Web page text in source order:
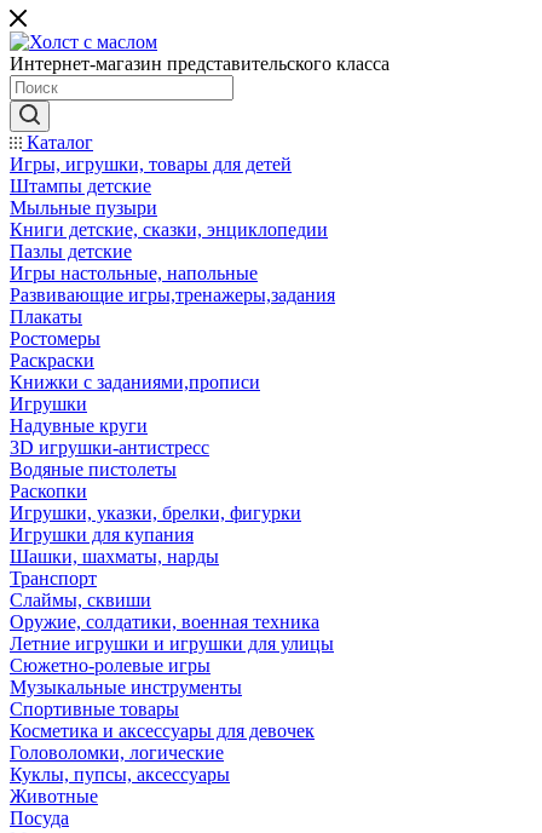
Интернет-магазин представительского класса
Каталог
Игры, игрушки, товары для детей
Штампы детские
Мыльные пузыри
Книги детские, сказки, энциклопедии
Пазлы детские
Игры настольные, напольные
Развивающие игры,тренажеры,задания
Плакаты
Ростомеры
Раскраски
Книжки с заданиями,прописи
Игрушки
Надувные круги
3D игрушки-антистресс
Водяные пистолеты
Раскопки
Игрушки, указки, брелки, фигурки
Игрушки для купания
Шашки, шахматы, нарды
Транспорт
Слаймы, сквиши
Оружие, солдатики, военная техника
Летние игрушки и игрушки для улицы
Сюжетно-ролевые игры
Музыкальные инструменты
Спортивные товары
Косметика и аксессуары для девочек
Головоломки, логические
Куклы, пупсы, аксессуары
Животные
Посуда